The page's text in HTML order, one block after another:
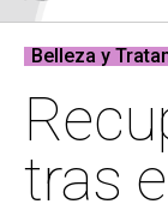
Belleza y
tras